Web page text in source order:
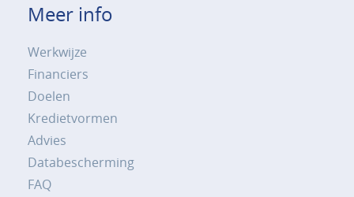
Meer info
Werkwijze
Financiers
Doelen
Kredietvormen
Advies
Databescherming
FAQ